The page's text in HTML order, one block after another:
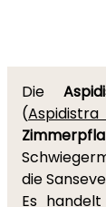
Die
(
die
Es